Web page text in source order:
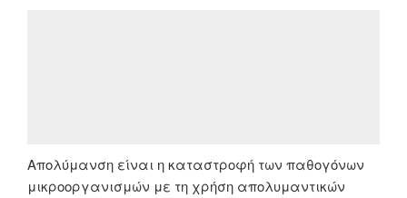
Απολύμανση είναι η καταστροφή των παθογόνων
μικροοργανισμών με τη χρήση απολυμαντικών